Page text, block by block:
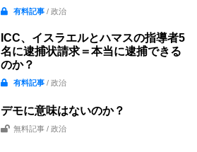
有料記事/ 政治
ICC、イスラエルとハマスの指導者5
名に逮捕状請求＝本当に逮捕できる
のか？
有料記事/ 政治
デモに意味はないのか？
無料記事 / 政治